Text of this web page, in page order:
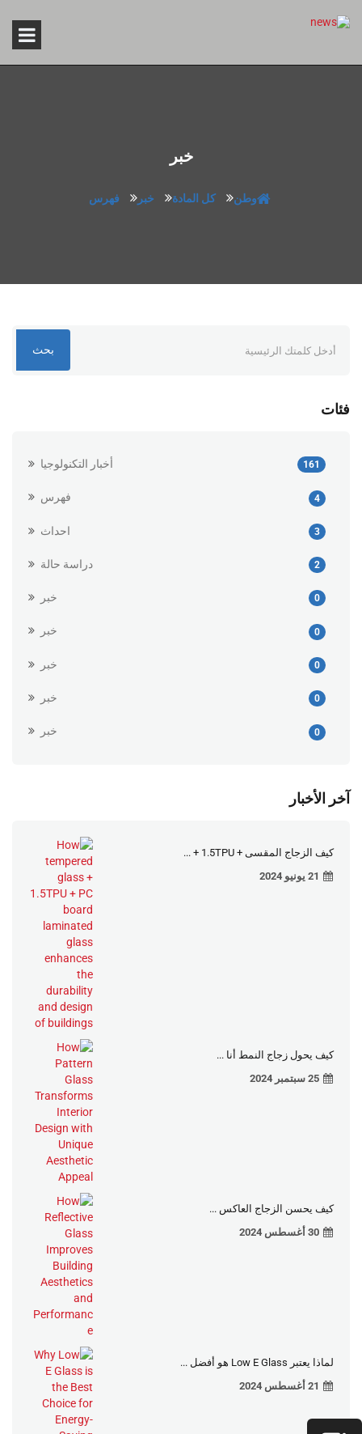
خبر
وطن كل المادة خبر فهرس
بحث
فئات
أخبار التكنولوجيا 161
فهرس 4
احداث 3
دراسة حالة 2
خبر 0
خبر 0
خبر 0
خبر 0
خبر 0
آخر الأخبار
كيف الزجاج المقسى + 1.5TPU + ...
21 يونيو 2024
كيف يحول زجاج النمط أنا ...
25 سبتمبر 2024
كيف يحسن الزجاج العاكس ...
30 أغسطس 2024
لماذا يعتبر Low E Glass هو أفضل ...
21 أغسطس 2024